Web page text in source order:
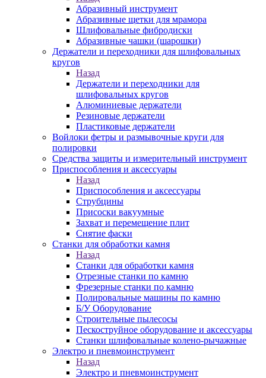
Абразивный инструмент
Абразивные щетки для мрамора
Шлифовальные фибродиски
Абразивные чашки (шарошки)
Держатели и переходники для шлифовальных
кругов
Назад
Держатели и переходники для
шлифовальных кругов
Алюминиевые держатели
Резиновые держатели
Пластиковые держатели
Войлоки фетры и размывочные круги для
полировки
Средства защиты и измерительный инструмент
Приспособления и аксессуары
Назад
Приспособления и аксессуары
Струбцины
Присоски вакуумные
Захват и перемещение плит
Снятие фаски
Станки для обработки камня
Назад
Станки для обработки камня
Отрезные станки по камню
Фрезерные станки по камню
Полировальные машины по камню
Б/У Оборудование
Строительные пылесосы
Пескоструйное оборудование и аксессуары
Станки шлифовальные колено-рычажные
Электро и пневмоинструмент
Назад
Электро и пневмоинструмент